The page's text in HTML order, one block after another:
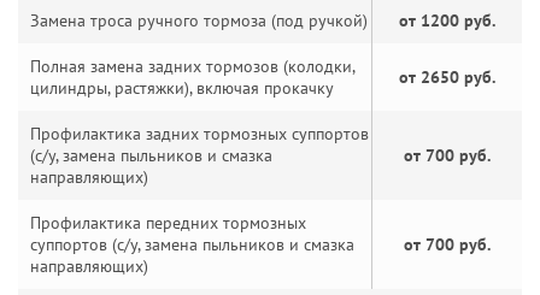
Замена троса ручного тормоза (под ручкой) от 1200 руб.
Полная замена задних тормозов (колодки,
цилиндры, растяжки), включая прокачку
от 2650 руб.
Профилактика задних тормозных суппортов
(с/у, замена пыльников и смазка
направляющих)
от 700 руб.
Профилактика передних тормозных
суппортов (с/у, замена пыльников и смазка
направляющих)
от 700 руб.